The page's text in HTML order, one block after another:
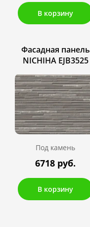
В корзину
Фасадная панель
NICHIHA EJB3525
Под камень
6718 руб.
В корзину